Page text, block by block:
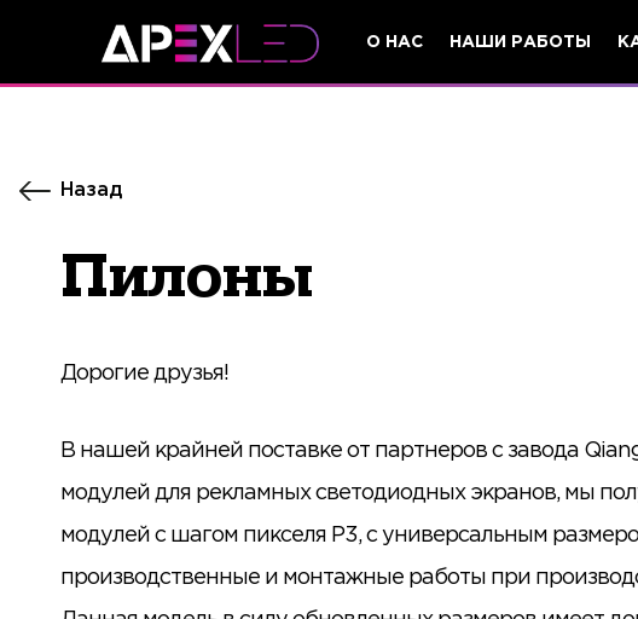
О НАС НАШИ РАБОТЫ
Назад
Пилоны
​Дорогие друзья!
В нашей крайней поставке от партнеров с завода
модулей для рекламных светодиодных экранов, мы
модулей с шагом пикселя Р3, с универсальным
производственные и монтажные работы при